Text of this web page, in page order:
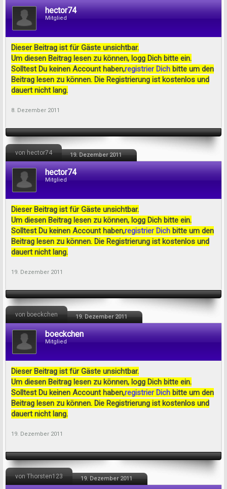
hector74
Mitglied
Dieser Beitrag ist für Gäste unsichtbar.
Um diesen Beitrag lesen zu können, logg Dich bitte ein.
Solltest Du keinen Account haben,registrier Dich bitte um den
Beitrag lesen zu können. Die Registrierung ist kostenlos und
dauert nicht lang.
8. Dezember 2011
von hector74 19. Dezember 2011
hector74
Mitglied
Dieser Beitrag ist für Gäste unsichtbar.
Um diesen Beitrag lesen zu können, logg Dich bitte ein.
Solltest Du keinen Account haben,registrier Dich bitte um den
Beitrag lesen zu können. Die Registrierung ist kostenlos und
dauert nicht lang.
19. Dezember 2011
von boeckchen 19. Dezember 2011
boeckchen
Mitglied
Dieser Beitrag ist für Gäste unsichtbar.
Um diesen Beitrag lesen zu können, logg Dich bitte ein.
Solltest Du keinen Account haben,registrier Dich bitte um den
Beitrag lesen zu können. Die Registrierung ist kostenlos und
dauert nicht lang.
19. Dezember 2011
von Thorsten123 19. Dezember 2011